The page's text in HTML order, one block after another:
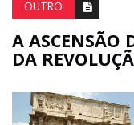
OUTRO
A ASCENSÃO
DA